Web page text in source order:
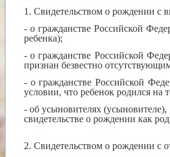
1. Свидетельством о рождении с
- о гражданстве Российской
ребенка);
- о гражданстве Российской
признан безвестно
- о гражданстве Российской
условии, что ребенок родился на
- об усыновителях
свидетельстве о рождении как
2. Свидетельством о рождении с